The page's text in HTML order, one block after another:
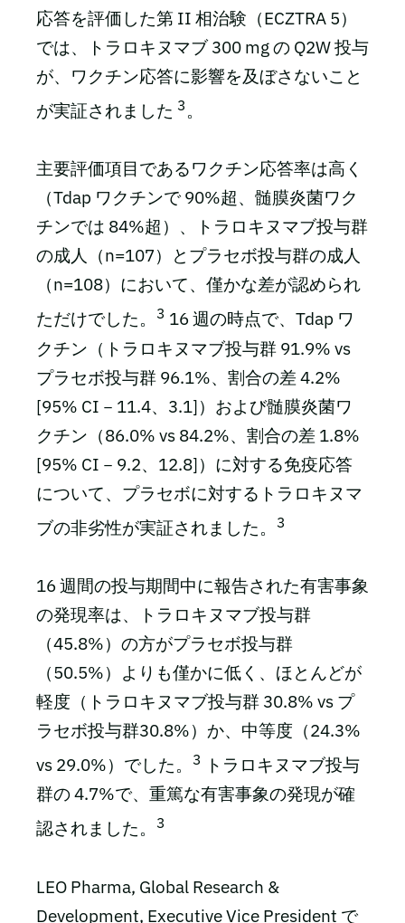
応答を評価した第 II 相治験（ECZTRA 5）
では、トラロキヌマブ 300 mg の Q2W 投与
が、ワクチン応答に影響を及ぼさないこと
が実証されました 3 。
主要評価項目であるワクチン応答率は高く
（Tdap ワクチンで 90%超、髄膜炎菌ワク
チンでは 84%超）、トラロキヌマブ投与群
の成人（n=107）とプラセボ投与群の成人
（n=108）において、僅かな差が認められ
ただけでした。
3 16 週の時点で、Tdap ワ
クチン（トラロキヌマブ投与群 91.9% vs
プラセボ投与群 96.1%、割合の差 4.2%
[95% CI－11.4、3.1]）および髄膜炎菌ワ
クチン（86.0% vs 84.2%、割合の差 1.8%
[95% CI－9.2、12.8]）に対する免疫応答
について、プラセボに対するトラロキヌマ
ブの非劣性が実証されました。
3
16 週間の投与期間中に報告された有害事象
の発現率は、トラロキヌマブ投与群
（45.8%）の方がプラセボ投与群
（50.5%）よりも僅かに低く、ほとんどが
軽度（トラロキヌマブ投与群 30.8% vs プ
ラセボ投与群30.8%）か、中等度（24.3%
vs 29.0%）でした。
3
トラロキヌマブ投与
群の 4.7%で、重篤な有害事象の発現が確
認されました。
3
LEO Pharma, Global Research &
Development, Executive Vice President で